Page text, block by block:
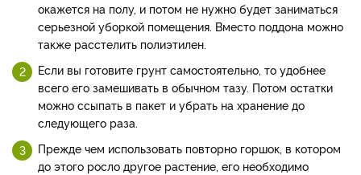
окажется на полу, и потом не нужно будет заниматься
серьезной уборкой помещения. Вместо поддона можно
также расстелить полиэтилен.
Если вы готовите грунт самостоятельно, то удобнее
всего его замешивать в обычном тазу. Потом остатки
можно ссыпать в пакет и убрать на хранение до
следующего раза.
Прежде чем использовать повторно горшок, в котором
до этого росло другое растение, его необходимо